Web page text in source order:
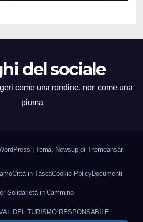
del sociale
come una rondine, non come una
piuma
Tema: Newsup di Themeansar.
Città in TascaCookie PolicyDocumenti
Solidarietà in Cammino
DEL TURISMO RESPONSABILE